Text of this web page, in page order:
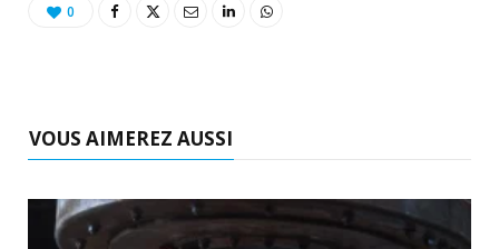
0
VOUS AIMEREZ AUSSI